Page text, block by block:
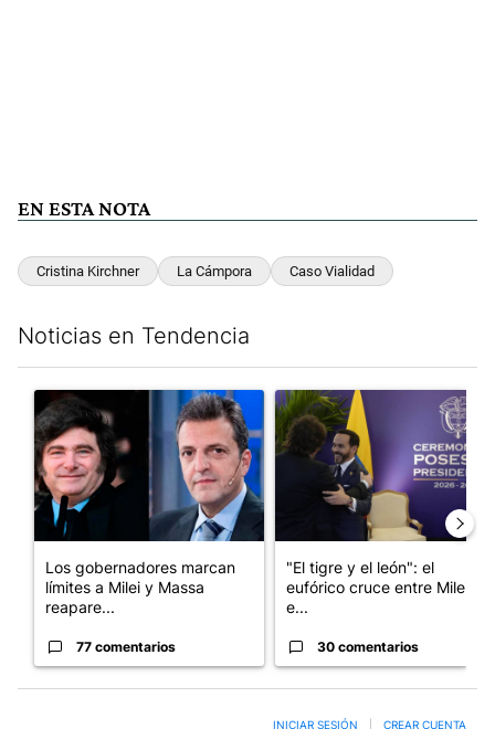
EN ESTA NOTA
Cristina Kirchner La Cámpora Caso Vialidad
Noticias en Tendencia
Un artículo de tendencia con el título "Los gobernadores
Los gobernadores marcan
límites a Milei y Massa
reapare...
77 comentarios
Un artículo de tendencia con
"El tigre y el león": el
eufórico cruce entre Milei y
e...
30 comentarios
INICIAR SESIÓN CREAR CUENTA